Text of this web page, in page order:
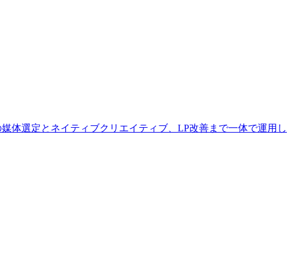
体選定とネイティブクリエイティブ、LP改善まで一体で運用し